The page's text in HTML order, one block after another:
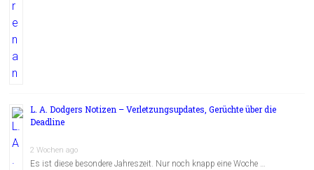
L. A. Dodgers Notizen – Verletzungsupdates, Gerüchte über die
Deadline
2 Wochen ago
Es ist diese besondere Jahreszeit. Nur noch knapp eine Woche …